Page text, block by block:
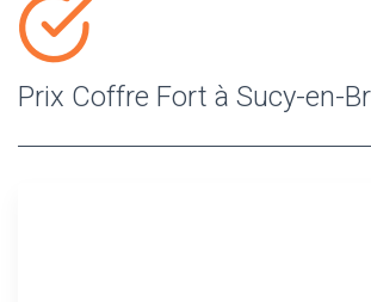
Prix Coffre Fort à Sucy-en-